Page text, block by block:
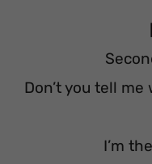
Don’t you tell
I’m